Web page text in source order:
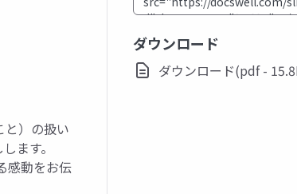
と）の扱い
ます。
感動をお伝
ダウンロード
ダウンロード(pdf -